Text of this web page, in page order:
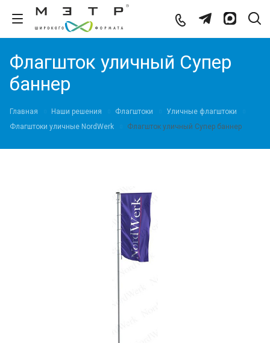
Флагшток уличный Супер
баннер
Главная Наши решения Флагштоки
Уличные флагштоки
Флагштоки уличные NordWerk
Флагшток уличный Супер баннер